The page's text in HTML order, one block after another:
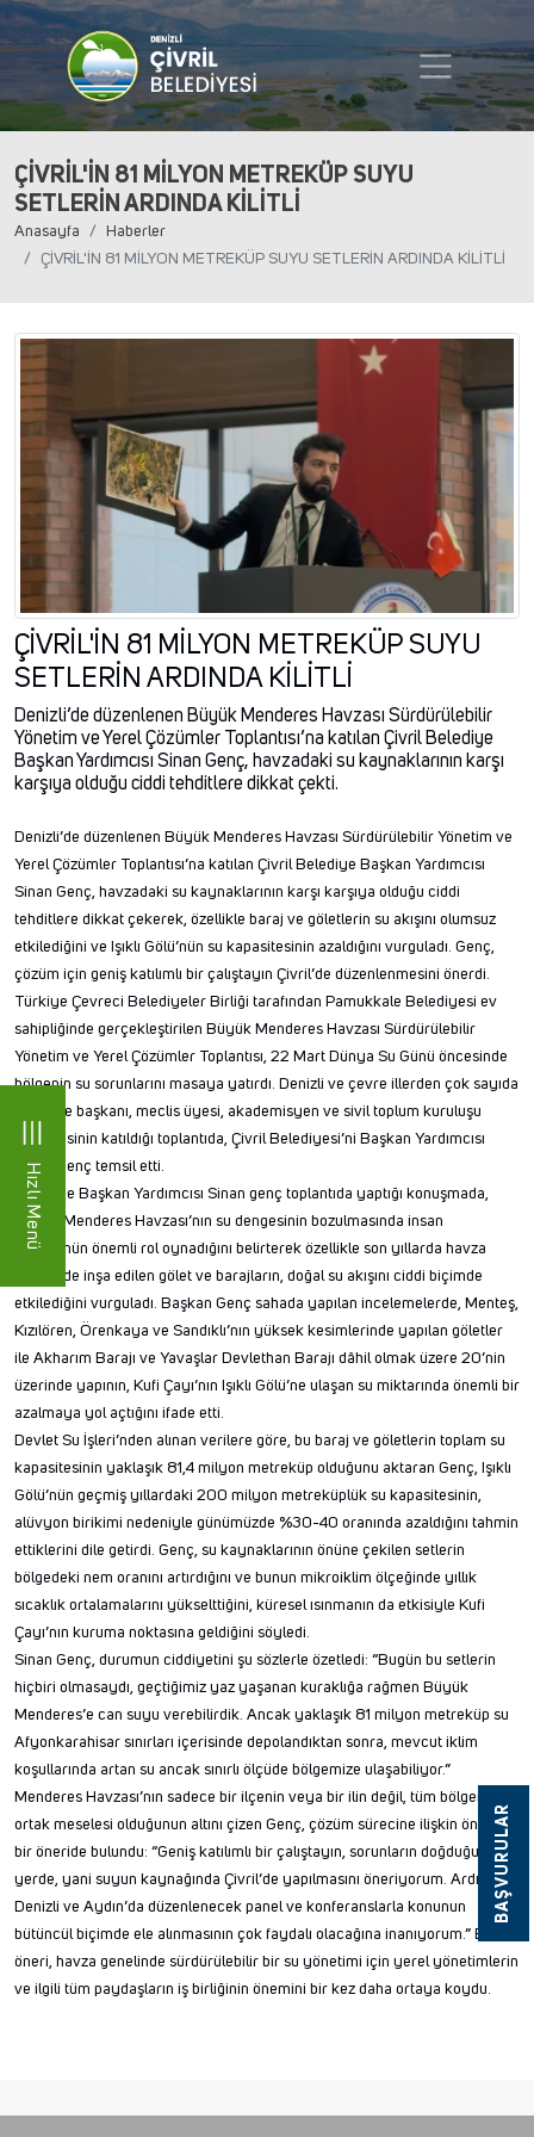
Hızlı Menü
BAŞVURULAR
ÇİVRİL'İN 81 MİLYON METREKÜP SUYU
SETLERİN ARDINDA KİLİTLİ
Anasayfa
Haberler
ÇİVRİL'İN 81 MİLYON METREKÜP SUYU SETLERİN ARDINDA KİLİTLİ
ÇİVRİL'İN 81 MİLYON METREKÜP SUYU
SETLERİN ARDINDA KİLİTLİ
Denizli’de düzenlenen Büyük Menderes Havzası Sürdürülebilir
Yönetim ve Yerel Çözümler Toplantısı’na katılan Çivril Belediye
Başkan Yardımcısı Sinan Genç, havzadaki su kaynaklarının karşı
karşıya olduğu ciddi tehditlere dikkat çekti.
Denizli’de düzenlenen Büyük Menderes Havzası Sürdürülebilir Yönetim ve
Yerel Çözümler Toplantısı’na katılan Çivril Belediye Başkan Yardımcısı
Sinan Genç, havzadaki su kaynaklarının karşı karşıya olduğu ciddi
tehditlere dikkat çekerek, özellikle baraj ve göletlerin su akışını olumsuz
etkilediğini ve Işıklı Gölü’nün su kapasitesinin azaldığını vurguladı. Genç,
çözüm için geniş katılımlı bir çalıştayın Çivril’de düzenlenmesini önerdi.
Türkiye Çevreci Belediyeler Birliği tarafından Pamukkale Belediyesi ev
sahipliğinde gerçekleştirilen Büyük Menderes Havzası Sürdürülebilir
Yönetim ve Yerel Çözümler Toplantısı, 22 Mart Dünya Su Günü öncesinde
bölgenin su sorunlarını masaya yatırdı. Denizli ve çevre illerden çok sayıda
belediye başkanı, meclis üyesi, akademisyen ve sivil toplum kuruluşu
temsilcisinin katıldığı toplantıda, Çivril Belediyesi’ni Başkan Yardımcısı
Sinan Genç temsil etti.
Belediye Başkan Yardımcısı Sinan genç toplantıda yaptığı konuşmada,
Büyük Menderes Havzası’nın su dengesinin bozulmasında insan
faktörünün önemli rol oynadığını belirterek özellikle son yıllarda havza
genelinde inşa edilen gölet ve barajların, doğal su akışını ciddi biçimde
etkilediğini vurguladı. Başkan Genç sahada yapılan incelemelerde, Menteş,
Kızılören, Örenkaya ve Sandıklı’nın yüksek kesimlerinde yapılan göletler
ile Akharım Barajı ve Yavaşlar Devlethan Barajı dâhil olmak üzere 20’nin
üzerinde yapının, Kufi Çayı’nın Işıklı Gölü’ne ulaşan su miktarında önemli bir
azalmaya yol açtığını ifade etti.
Devlet Su İşleri’nden alınan verilere göre, bu baraj ve göletlerin toplam su
kapasitesinin yaklaşık 81,4 milyon metreküp olduğunu aktaran Genç, Işıklı
Gölü’nün geçmiş yıllardaki 200 milyon metreküplük su kapasitesinin,
alüvyon birikimi nedeniyle günümüzde %30-40 oranında azaldığını tahmin
ettiklerini dile getirdi. Genç, su kaynaklarının önüne çekilen setlerin
bölgedeki nem oranını artırdığını ve bunun mikroiklim ölçeğinde yıllık
sıcaklık ortalamalarını yükselttiğini, küresel ısınmanın da etkisiyle Kufi
Çayı’nın kuruma noktasına geldiğini söyledi.
Sinan Genç, durumun ciddiyetini şu sözlerle özetledi: “Bugün bu setlerin
hiçbiri olmasaydı, geçtiğimiz yaz yaşanan kuraklığa rağmen Büyük
Menderes’e can suyu verebilirdik. Ancak yaklaşık 81 milyon metreküp su
Afyonkarahisar sınırları içerisinde depolandıktan sonra, mevcut iklim
koşullarında artan su ancak sınırlı ölçüde bölgemize ulaşabiliyor.”
Menderes Havzası’nın sadece bir ilçenin veya bir ilin değil, tüm bölgenin
ortak meselesi olduğunun altını çizen Genç, çözüm sürecine ilişkin önemli
bir öneride bulundu: “Geniş katılımlı bir çalıştayın, sorunların doğduğu
yerde, yani suyun kaynağında Çivril’de yapılmasını öneriyorum. Ardından
Denizli ve Aydın’da düzenlenecek panel ve konferanslarla konunun
bütüncül biçimde ele alınmasının çok faydalı olacağına inanıyorum.” Bu
öneri, havza genelinde sürdürülebilir bir su yönetimi için yerel yönetimlerin
ve ilgili tüm paydaşların iş birliğinin önemini bir kez daha ortaya koydu.